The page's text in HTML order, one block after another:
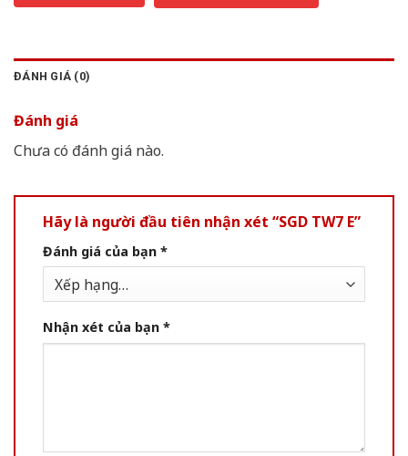
ĐÁNH GIÁ (0)
Đánh giá
Chưa có đánh giá nào.
Hãy là người đầu tiên nhận xét “SGD TW7 E”
Đánh giá của bạn *
Nhận xét của bạn *